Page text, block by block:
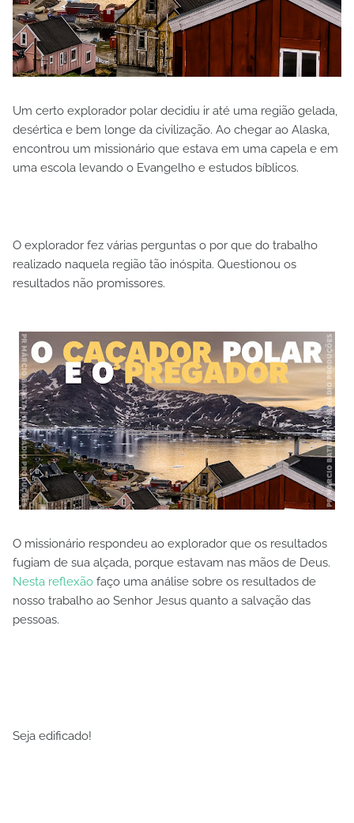
Um certo explorador polar decidiu ir até uma região gelada,
desértica e bem longe da civilização. Ao chegar ao Alaska,
encontrou um missionário que estava em uma capela e em
uma escola levando o Evangelho e estudos bíblicos.
O explorador fez várias perguntas o por que do trabalho
realizado naquela região tão inóspita. Questionou os
resultados não promissores.
O missionário respondeu ao explorador que os resultados
fugiam de sua alçada, porque estavam nas mãos de Deus.
Nesta reflexão faço uma análise sobre os resultados de
nosso trabalho ao Senhor Jesus quanto a salvação das
pessoas.
Seja edificado!